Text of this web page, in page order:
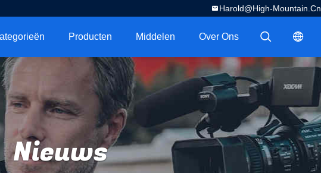
Harold@high-Mountain.cn
描述
描述
Producten Middelen Over Ons
Nieuws